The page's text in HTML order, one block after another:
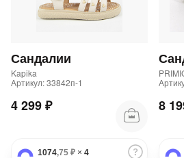
Сандалии
Kapika
Артикул: 33842п-1
4 299 ₽
1074,75 ₽ × 4
8